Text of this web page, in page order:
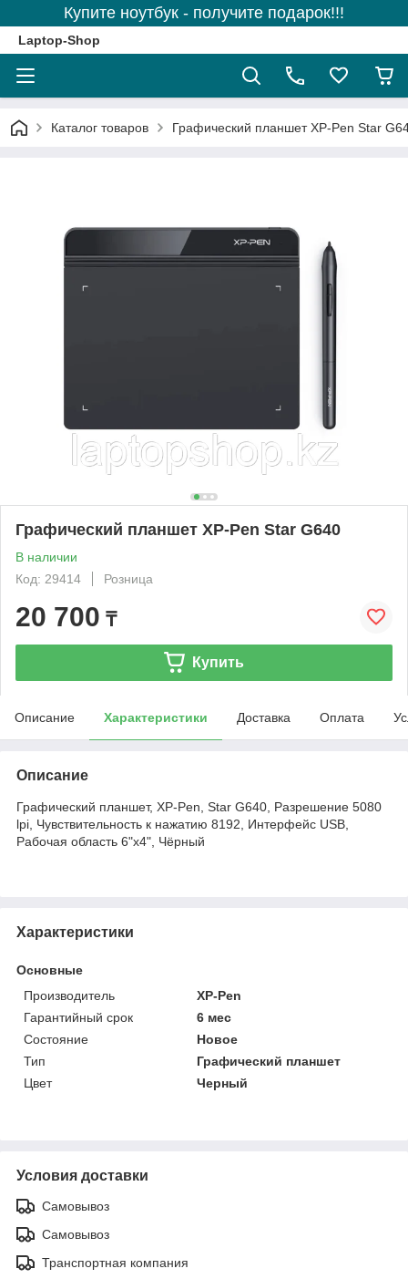
Купите ноутбук - получите подарок!!!
Laptop-Shop
Каталог товаров Графический планшет XP-Pen Star
Графический планшет XP-Pen Star G640
В наличии
Код: 29414
Розница
20 700 ₸
Купить
Описание Характеристики Доставка Оплата
Описание
Графический планшет, XP-Pen, Star G640, Разрешение 5080
lpi, Чувствительность к нажатию 8192, Интерфейс USB,
Рабочая область 6"х4", Чёрный
Характеристики
Основные
Производитель
XP-Pen
Гарантийный срок
6 мес
Состояние
Новое
Тип
Графический планшет
Цвет
Черный
Условия доставки
Самовывоз
Самовывоз
Транспортная компания